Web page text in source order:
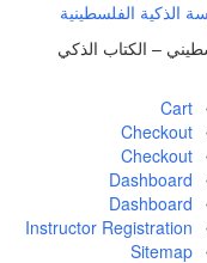
الذكية الفلسطينية
– الكتاب الذكي
Cart
Checkout
Checkout
Dashboard
Dashboard
Instructor Registration
Sitemap